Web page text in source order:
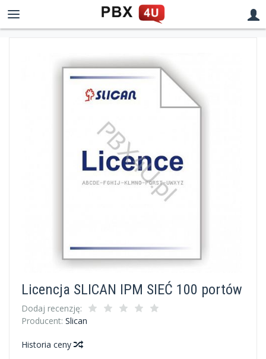
Licencja SLICAN IPM SIEĆ 100 portów
Dodaj recenzję:
Producent: Slican
Historia ceny